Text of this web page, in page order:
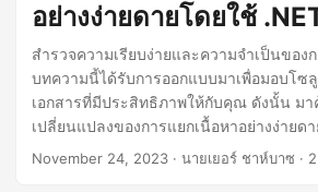
อย่างง่ายดายโดยใช้
สำรวจความเรียบง่ายและความจำเป็นของ
บทความนี้ได้รับการออกแบบมาเพื่อมอบโซ
เอกสารที่มีประสิทธิภาพให้กับคุณ ดังนั้น ม
เปลี่ยนแปลงของการแยกเนื้อหาอย่างง่ายด
งานง่ายของเราในการแบ่งหน้าในเอกสาร
November 24, 2023 · นายเยอร์ ชาห์บาซ ·